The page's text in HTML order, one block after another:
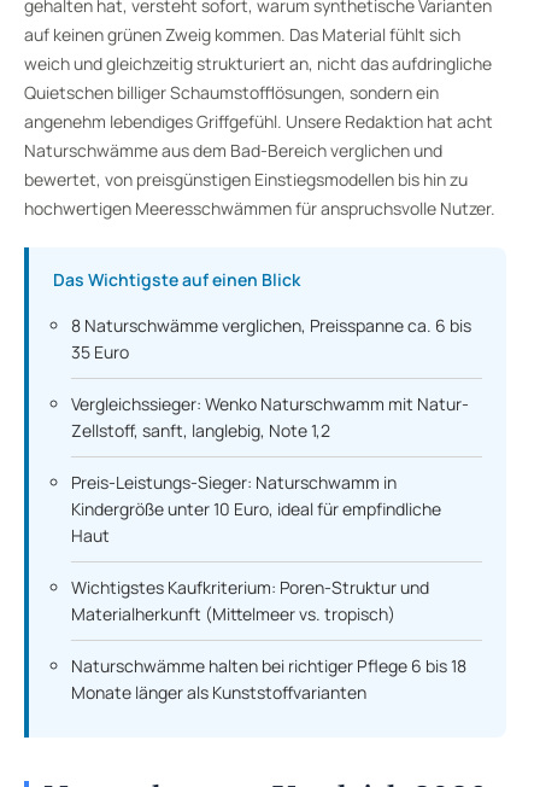
gehalten hat, versteht sofort, warum synthetische Varianten
auf keinen grünen Zweig kommen. Das Material fühlt sich
weich und gleichzeitig strukturiert an, nicht das aufdringliche
Quietschen billiger Schaumstofflösungen, sondern ein
angenehm lebendiges Griffgefühl. Unsere Redaktion hat acht
Naturschwämme aus dem Bad-Bereich verglichen und
bewertet, von preisgünstigen Einstiegsmodellen bis hin zu
hochwertigen Meeresschwämmen für anspruchsvolle Nutzer.
Das Wichtigste auf einen Blick
8 Naturschwämme verglichen, Preisspanne ca. 6 bis
35 Euro
Vergleichssieger: Wenko Naturschwamm mit Natur-
Zellstoff, sanft, langlebig, Note 1,2
Preis-Leistungs-Sieger: Naturschwamm in
Kindergröße unter 10 Euro, ideal für empfindliche
Haut
Wichtigstes Kaufkriterium: Poren-Struktur und
Materialherkunft (Mittelmeer vs. tropisch)
Naturschwämme halten bei richtiger Pflege 6 bis 18
Monate länger als Kunststoffvarianten